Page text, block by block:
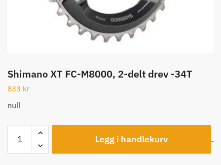
Shimano XT FC-M8000, 2-delt drev -34T
833 kr
null
FC-
Legg i handlekurv